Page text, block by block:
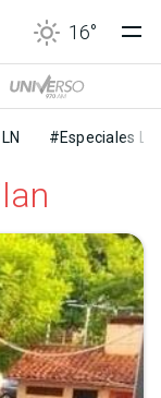
16°
#Especiales LN